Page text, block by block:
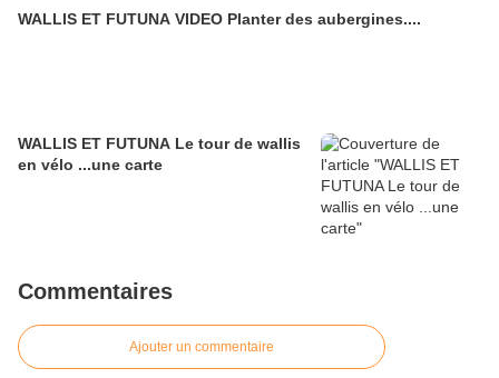
WALLIS ET FUTUNA VIDEO Planter des aubergines....
WALLIS ET FUTUNA Le tour de wallis
en vélo ...une carte
Commentaires
Ajouter un commentaire